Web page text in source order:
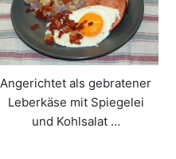
Angerichtet als gebratener
Leberkäse mit Spiegelei
und Kohlsalat …